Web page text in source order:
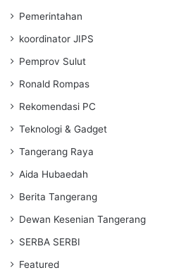
Pemerintahan
koordinator JIPS
Pemprov Sulut
Ronald Rompas
Rekomendasi PC
Teknologi & Gadget
Tangerang Raya
Aida Hubaedah
Berita Tangerang
Dewan Kesenian Tangerang
SERBA SERBI
Featured